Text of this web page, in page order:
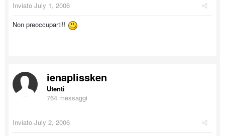
Inviato July 1, 2006
Non preoccuparti!!
ienaplissken
Utenti
764 messaggi
Inviato July 2, 2006